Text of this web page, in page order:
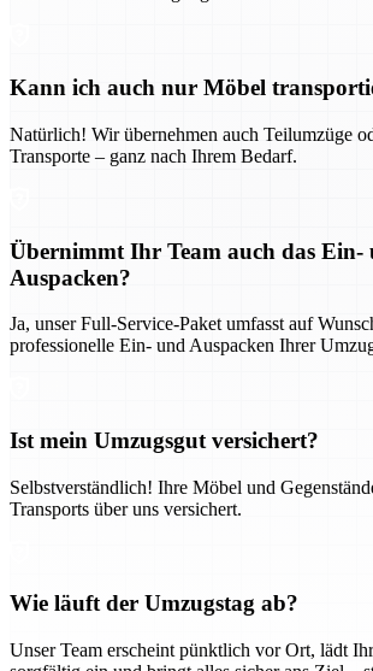
Kann ich auch nur Möbel
Natürlich! Wir übernehmen auch Teilumzüge
Transporte – ganz nach Ihrem Bedarf.
Übernimmt Ihr Team auch das Ein-
Auspacken?
Ja, unser Full-Service-Paket umfasst auf
professionelle Ein- und Auspacken Ihrer
Ist mein Umzugsgut versichert?
Selbstverständlich! Ihre Möbel und
Transports über uns versichert.
Wie läuft der Umzugstag ab?
Unser Team erscheint pünktlich vor Ort, lädt